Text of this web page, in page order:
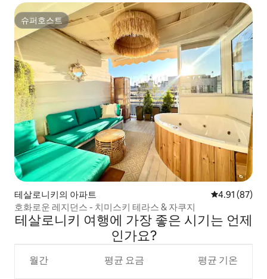
슈퍼호스트
슈퍼호스트
테살로니키의 아파트 평점 4.91점
4.91 (87)
호화로운 레지던스 - 치미스키 테라스 & 자쿠지
테살로니키 여행에 가장 좋은 시기는 언제
인가요?
월간 평균 요금 평균 기온